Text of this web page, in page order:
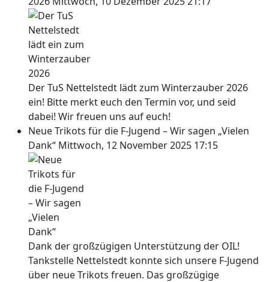
Der TuS Nettelstedt lädt zum Winterzauber 2026
ein! Bitte merkt euch den Termin vor, und seid
dabei! Wir freuen uns auf euch!
Neue Trikots für die F-Jugend – Wir sagen „Vielen
Dank“ Mittwoch, 12 November 2025 17:15
Dank der großzügigen Unterstützung der OIL!
Tankstelle Nettelstedt konnte sich unsere F-Jugend
über neue Trikots freuen. Das großzügige